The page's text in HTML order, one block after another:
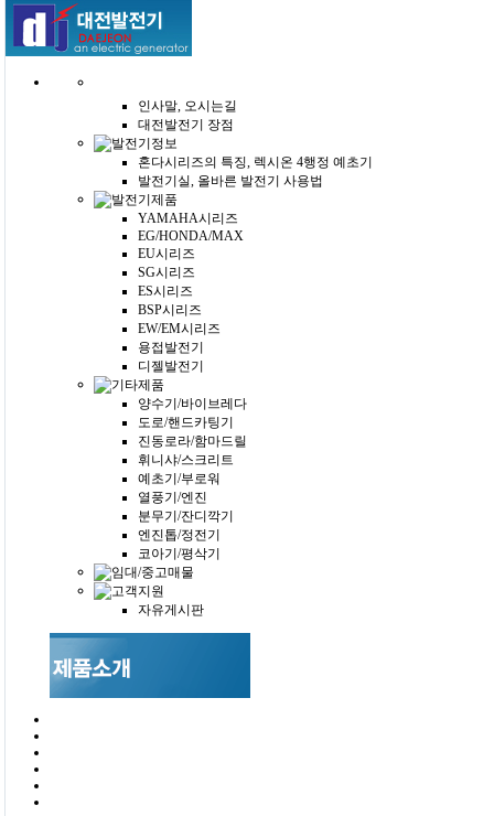
인사말, 오시는길
대전발전기 장점
혼다시리즈의 특징, 렉시온 4행정 예초기
발전기실, 올바른 발전기 사용법
YAMAHA시리즈
EG/HONDA/MAX
EU시리즈
SG시리즈
ES시리즈
BSP시리즈
EW/EM시리즈
용접발전기
디젤발전기
양수기/바이브레다
도로/핸드카팅기
진동로라/함마드릴
휘니샤/스크리트
예초기/부로워
열풍기/엔진
분무기/잔디깍기
엔진톱/정전기
코아기/평삭기
자유게시판